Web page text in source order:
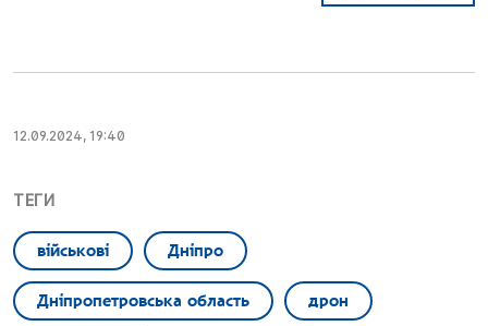
12.09.2024, 19:40
ТЕГИ
військові Дніпро
Дніпропетровська область дрон